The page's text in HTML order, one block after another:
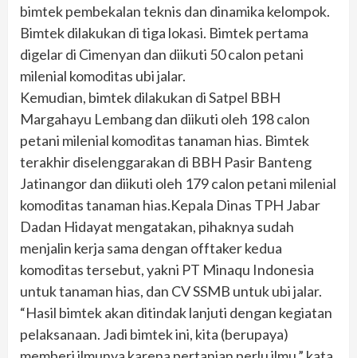
bimtek pembekalan teknis dan dinamika kelompok.
Bimtek dilakukan di tiga lokasi. Bimtek pertama
digelar di Cimenyan dan diikuti 50 calon petani
milenial komoditas ubi jalar.
Kemudian, bimtek dilakukan di Satpel BBH
Margahayu Lembang dan diikuti oleh 198 calon
petani milenial komoditas tanaman hias. Bimtek
terakhir diselenggarakan di BBH Pasir Banteng
Jatinangor dan diikuti oleh 179 calon petani milenial
komoditas tanaman hias.Kepala Dinas TPH Jabar
Dadan Hidayat mengatakan, pihaknya sudah
menjalin kerja sama dengan offtaker kedua
komoditas tersebut, yakni PT Minaqu Indonesia
untuk tanaman hias, dan CV SSMB untuk ubi jalar.
“Hasil bimtek akan ditindak lanjuti dengan kegiatan
pelaksanaan. Jadi bimtek ini, kita (berupaya)